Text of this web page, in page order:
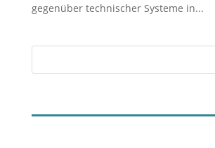
gegenüber technischer Systeme in...